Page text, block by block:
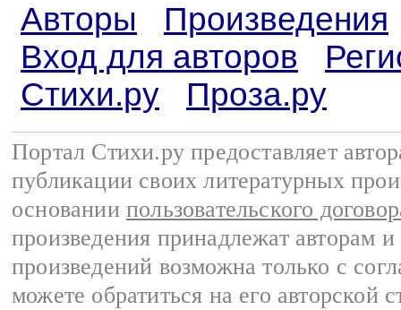
Авторы
Произведения
Вход для авторов
Стихи.ру
Проза.ру
Портал Стихи.ру предоставляет
публикации своих литературных
основании пользовательского
произведения принадлежат авторам
произведений возможна только с
можете обратиться на его авторской